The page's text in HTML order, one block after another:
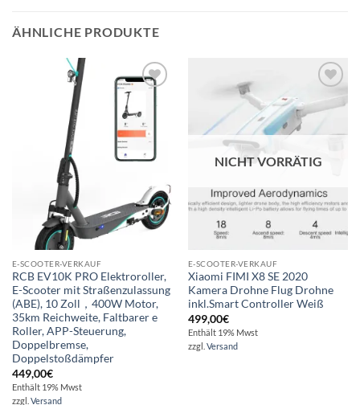
ÄHNLICHE PRODUKTE
Auf die
Wunschliste
E-SCOOTER-VERKAUF
RCB EV10K PRO Elektroroller,
E-Scooter mit Straßenzulassung
(ABE), 10 Zoll，400W Motor,
35km Reichweite, Faltbarer e
Roller, APP-Steuerung,
Doppelbremse,
Doppelstoßdämpfer
449,00€
Enthält 19% Mwst
zzgl. Versand
Wunschliste
NICHT VORRÄTIG
E-SCOOTER-VERKAUF
Xiaomi FIMI X8 SE 2020
Kamera Drohne Flug Drohne
inkl.Smart Controller Weiß
499,00€
Enthält 19% Mwst
zzgl. Versand